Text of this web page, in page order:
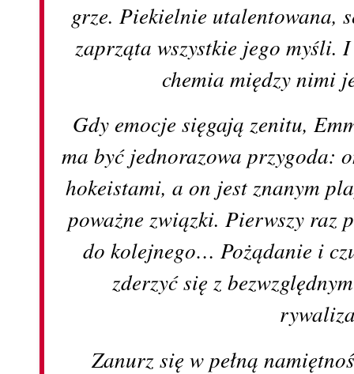
grze. Piekielnie utalentowana,
zaprząta wszystkie jego myśli.
chemia między nimi
Gdy emocje sięgają zenitu,
ma być jednorazowa przygoda:
hokeistami, a on jest znanym
poważne związki. Pierwszy
do kolejnego… Pożądanie i
zderzyć się z
Zanurz się w pełną